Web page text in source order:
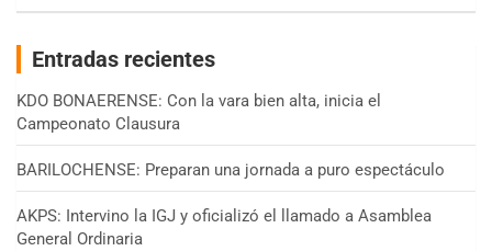
Entradas recientes
KDO BONAERENSE: Con la vara bien alta, inicia el
Campeonato Clausura
BARILOCHENSE: Preparan una jornada a puro espectáculo
AKPS: Intervino la IGJ y oficializó el llamado a Asamblea
General Ordinaria